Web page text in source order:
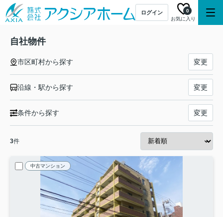
ログイン
お気に入り
0
自社物件
市区町村から探す 変更
沿線・駅から探す 変更
条件から探す 変更
3件
中古マンション